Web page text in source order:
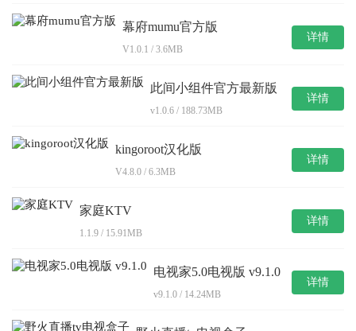
幕府mumu官方版
V1.0.1 / 3.6MB
详情
此间小组件官方最新版
v1.0.6 / 188.73MB
详情
kingoroot汉化版
V4.8.0 / 6.3MB
详情
家庭KTV
1.1.9 / 15.91MB
详情
电视家5.0电视版 v9.1.0
v9.1.0 / 14.24MB
详情